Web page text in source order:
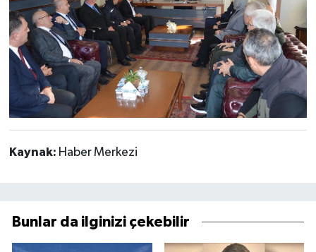
Kaynak: Haber Merkezi
Bunlar da ilginizi çekebilir